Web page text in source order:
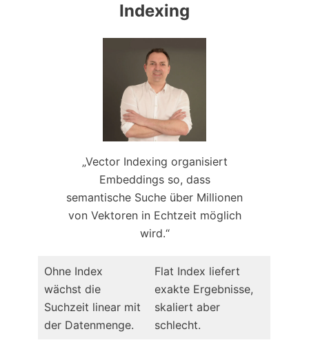
Indexing
„Vector Indexing organisiert
Embeddings so, dass
semantische Suche über Millionen
von Vektoren in Echtzeit möglich
wird.“
Ohne Index
wächst die
Suchzeit linear mit
der Datenmenge.
Flat Index liefert
exakte Ergebnisse,
skaliert aber
schlecht.